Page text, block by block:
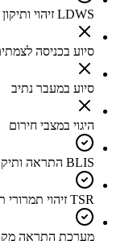
LDWS זיהוי ותיקון אקטיבי לסטיה מנתיב
סיוע בכניסה
סיוע במעבר נתיב
היגוי במצבי חירום
BLIS התראה ותיקון אקטיבי לרכב בשטח מת
TSR זיהוי תמרורי תנועה
מערכת התראה